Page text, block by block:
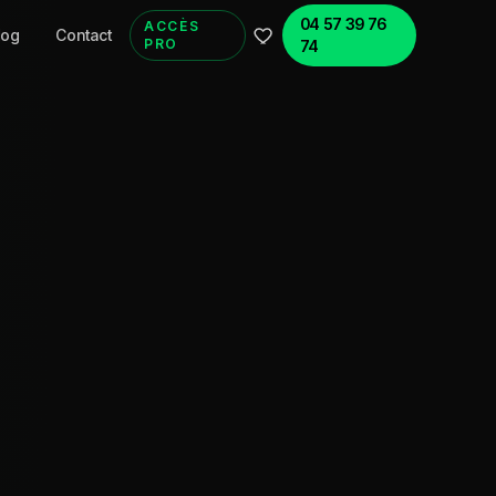
Contact
ACCÈS
PRO
04 57 39 76
74